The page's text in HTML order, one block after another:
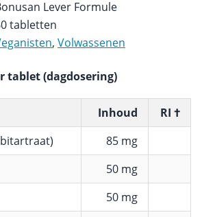
Lever Formule
tabletten
, Volwassenen
tablet (dagdosering)
Inhoud
RI †
85 mg
50 mg
50 mg